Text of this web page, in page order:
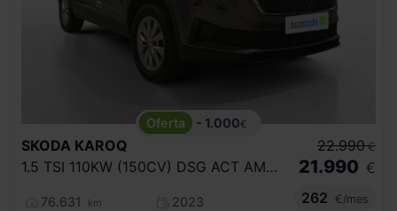
- 1.000€
SKODA KAROQ
1.5 TSI 110KW (150CV) DSG ACT AMBITION
76.631 km
2023
22.990 €
21.990 €
262
€/mes